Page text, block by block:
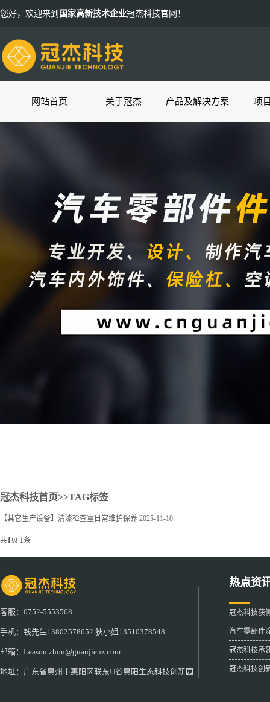
您好，欢迎来到 国家高新技术企业冠杰科技官网！
网站首页 关于冠杰 产品及解决方案 项
冠杰科技首页>>TAG标签
【其它生产设备】清漆检查室日常维护保养 2025-11-10
共1页 1条
客服：0752-5553568
手机：钱先生13802578652 狄小姐13510378548
邮箱：Leason.zhou@guanjiehz.com
地址：广东省惠州市惠阳区联东U谷惠阳生态科技创新园
热点资
冠杰科技获
汽车零部件
冠杰科技承
冠杰科技创